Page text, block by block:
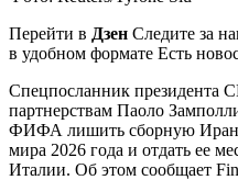
Перейти в Дзен Следите за
в удобном формате Есть
Спецпосланник президента
партнерствам Паоло
ФИФА лишить сборную Ирана
мира 2026 года и отдать ее
Италии. Об этом сообщает